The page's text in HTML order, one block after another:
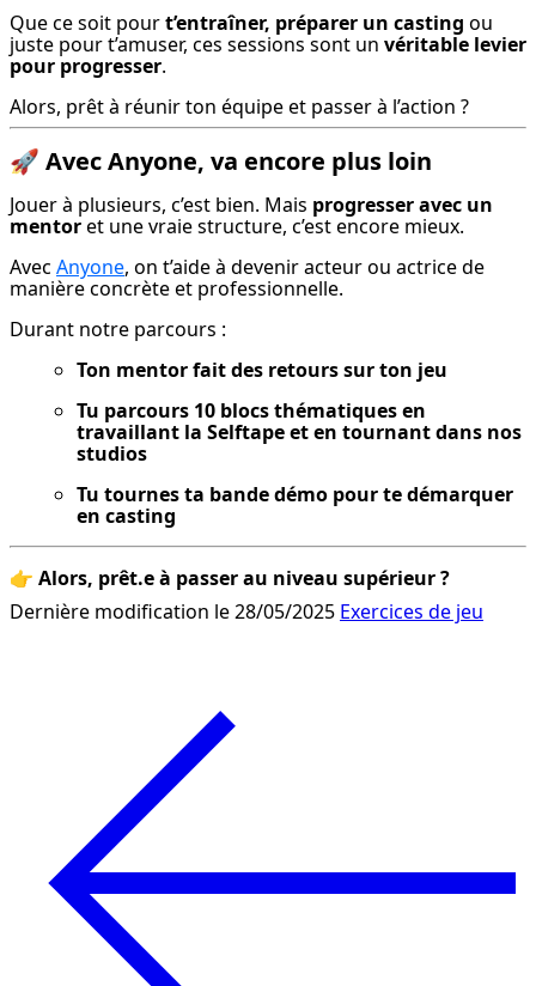
Que ce soit pour t’entraîner, préparer un casting ou
juste pour t’amuser, ces sessions sont un véritable levier
pour progresser.
Alors, prêt à réunir ton équipe et passer à l’action ?
🚀 Avec Anyone, va encore plus loin
Jouer à plusieurs, c’est bien. Mais progresser avec un
mentor et une vraie structure, c’est encore mieux.
Avec Anyone, on t’aide à devenir acteur ou actrice de
manière concrète et professionnelle.
Durant notre parcours :
Ton mentor fait des retours sur ton jeu
Tu parcours 10 blocs thématiques en
travaillant la Selftape et en tournant dans nos
studios
Tu tournes ta bande démo pour te démarquer
en casting
👉 Alors, prêt.e à passer au niveau supérieur ?
Dernière modification le 28/05/2025 Exercices de jeu